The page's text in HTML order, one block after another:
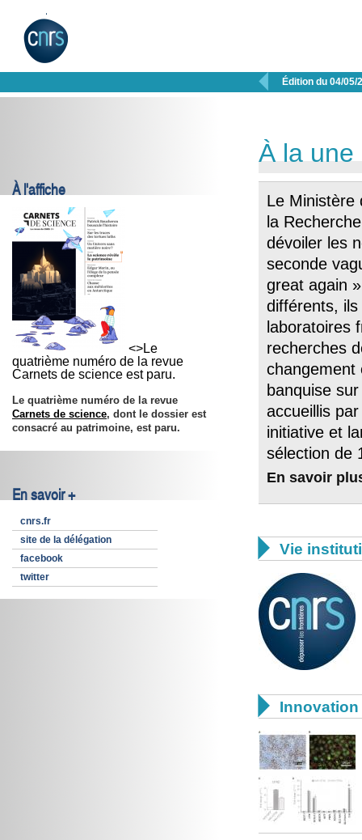
 Édition du 04/05/
À l'affiche
<>Le
quatrième numéro de la revue
Carnets de science est paru.
Le quatrième numéro de la revue
Carnets de science, dont le dossier est
consacré au patrimoine, est paru.
En savoir +
cnrs.fr
site de la délégation
facebook
twitter
À la une
Le Ministère
la
dévoiler les
seconde
great again
différents,
laboratoires
recherches
changement
banquise
accueillis
initiative et
sélection de
En savoir
 Vie
